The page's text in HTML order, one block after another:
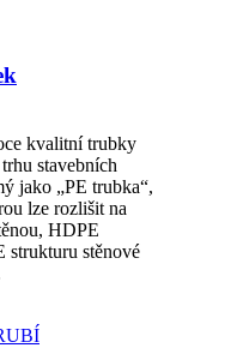
kvalitní trubky
stavebních
jako „PE trubka“,
lze rozlišit na
HDPE
stěnové